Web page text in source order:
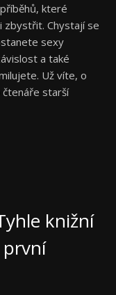
které
zbystřit. Chystají se
sexy
a také
Už víte, o
čtenáře starší
knižní